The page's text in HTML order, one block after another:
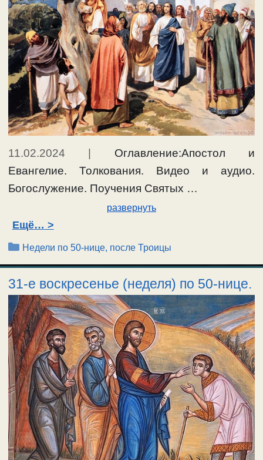
11.02.2024 | Оглавление:Апостол и
Евангелие. Толкования. Видео и аудио.
Богослужение. Поучения Святых …
развернуть
Ещё…
Рубрики
Недели по 50-нице, после Троицы
31-е воскресенье (неделя) по 50-нице.